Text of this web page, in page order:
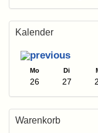
Kalender
Mo Di
26 27
Warenkorb